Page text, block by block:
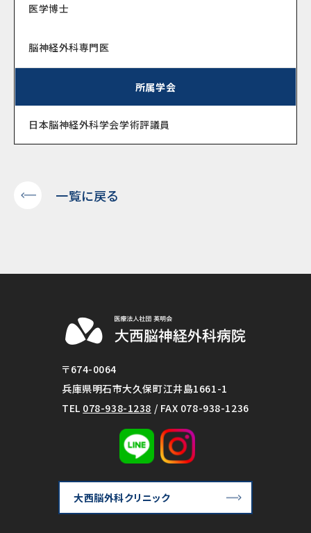
医学博士
脳神経外科専門医
所属学会
日本脳神経外科学会学術評議員
一覧に戻る
〒674-0064
兵庫県明石市大久保町江井島1661-1
TEL 078-938-1238 / FAX 078-938-1236
大西脳外科クリニック